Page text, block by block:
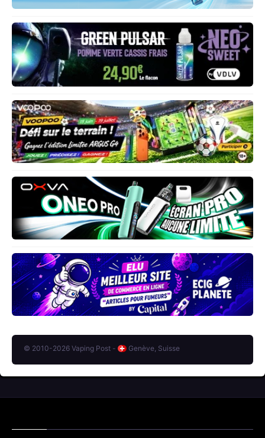
© 2010-2026 Vaping Post - Genève, Suisse